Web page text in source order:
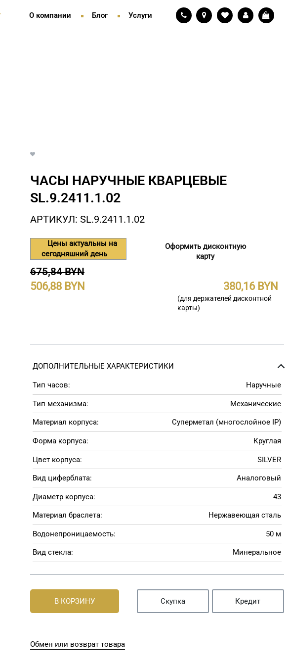
О компании Блог Услуги
ЧАСЫ НАРУЧНЫЕ КВАРЦЕВЫЕ
SL.9.2411.1.02
АРТИКУЛ: SL.9.2411.1.02
Цены актуальны на
сегодняшний день
Оформить дисконтную
карту
675,84 BYN
506,88 380,16
(для держателей дисконтной
карты)
ДОПОЛНИТЕЛЬНЫЕ ХАРАКТЕРИСТИКИ
Тип часов: Наручные
Тип механизма: Механические
Материал корпуса: Суперметал (многослойное IP)
Форма корпуса: Круглая
Цвет корпуса: SILVER
Вид циферблата: Аналоговый
Диаметр корпуса: 43
Материал браслета: Нержавеющая сталь
Водонепроницаемость: 50 м
Вид стекла: Минеральное
В КОРЗИНУ Скупка Кредит
Обмен или возврат товара